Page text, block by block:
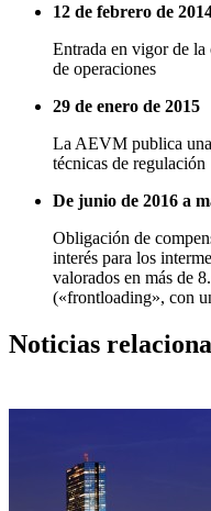
12 de febrero de
Entrada en vigor de
de operaciones
29 de enero de 2015
La AEVM publica una
técnicas de regulación
De junio de 2016 a
Obligación de
interés para los
valorados en más de
(«frontloading», con
Noticias